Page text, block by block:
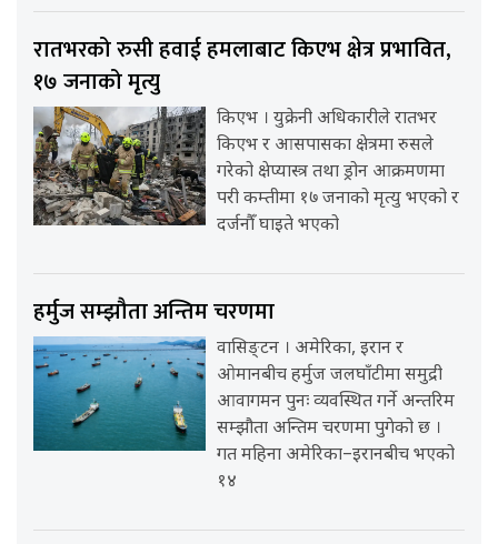
रातभरको रुसी हवाई हमलाबाट किएभ क्षेत्र प्रभावित,
१७ जनाको मृत्यु
किएभ । युक्रेनी अधिकारीले रातभर
किएभ र आसपासका क्षेत्रमा रुसले
गरेको क्षेप्यास्त्र तथा ड्रोन आक्रमणमा
परी कम्तीमा १७ जनाको मृत्यु भएको र
दर्जनौँ घाइते भएको
हर्मुज सम्झौता अन्तिम चरणमा
वासिङ्टन । अमेरिका, इरान र
ओमानबीच हर्मुज जलघाँटीमा समुद्री
आवागमन पुनः व्यवस्थित गर्ने अन्तरिम
सम्झौता अन्तिम चरणमा पुगेको छ ।
गत महिना अमेरिका–इरानबीच भएको
१४